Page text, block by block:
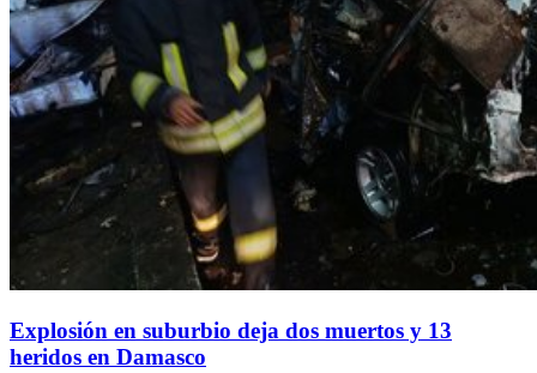
Explosión en suburbio deja dos muertos y 13
heridos en Damasco